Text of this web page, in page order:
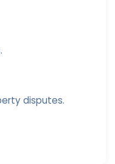
disputes.